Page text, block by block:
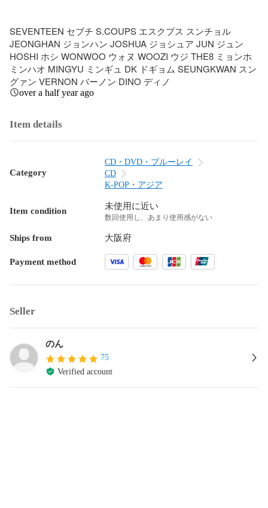
SEVENTEEN セブチ S.COUPS エスクプス スンチョル
JEONGHAN ジョンハン JOSHUA ジョシュア JUN ジュン
HOSHI ホシ WONWOO ウォヌ WOOZI ウジ THE8 ミョンホ
ミンハオ MINGYU ミンギュ DK ドギョム SEUNGKWAN スン
グァン VERNON バーノン DINO ディノ
over a half year ago
Item details
Category
CD・DVD・ブルーレイ
CD
K-POP・アジア
Item condition 未使用に近い
数回使用し、あまり使用感がない
Ships from 大阪府
Payment method
Seller
のん
75
Verified account